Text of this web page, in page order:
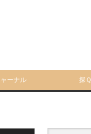
ーナル 探Ｑ